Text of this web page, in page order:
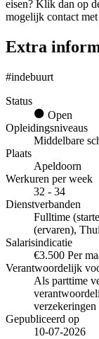
eisen? Klik dan op
mogelijk contact
Extra
#indebuurt
Status
Open
Opleidingsniveaus
Middelbare
Plaats
Apeldoorn
Werkuren per week
32 - 34
Dienstverbanden
Fulltime
(ervaren),
Salarisindicatie
€3.500 Per
Verantwoordelijk
Als parttime
verzekeringen
Gepubliceerd op
10-07-2026